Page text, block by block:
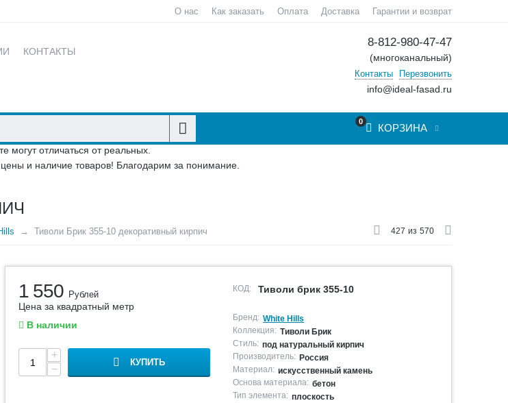
О нас Как заказать Оплата Доставка Гарантии и возврат
КОНТАКТЫ
8-812-980-47-47
(многоканальный)
Контакты Перезвонить
info@ideal-fasad.ru
0
КОРЗИНА
отличаться от реальных.
и наличие товаров! Благодарим за понимание.
Тиволи Брик 355-10 декоративный кирпич 427 из 570
1 550 Рублей
Цена за квадратный метр
В наличии
+
−
КУПИТЬ
КОД: Тиволи брик 355-10
Бренд: White Hills
Коллекция: Тиволи Брик
Стиль: под натуральный кирпич
Производитель: Россия
Материал: искусственный камень
Основа материала: бетон
Тип элемента: плоскость